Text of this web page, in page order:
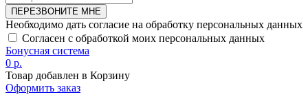
ПЕРЕЗВОНИТЕ МНЕ
Необходимо дать согласие на обработку персональных данных
Согласен с обработкой моих персональных данных
Бонусная система
0 р.
Товар добавлен в Корзину
Оформить заказ